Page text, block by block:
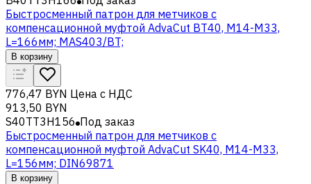
Быстросменный патрон для метчиков с
компенсационной муфтой AdvaCut BT40, M14-M33,
L=166мм; MAS403/BT;
В корзину
776,47 BYN Цена с НДС
913,50 BYN
S40TT3H156 Под заказ
Быстросменный патрон для метчиков с
компенсационной муфтой AdvaCut SK40, M14-M33,
L=156мм; DIN69871
В корзину